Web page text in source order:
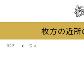
枚方の近
TOP りえ